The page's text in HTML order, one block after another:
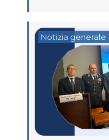
Notizia generale